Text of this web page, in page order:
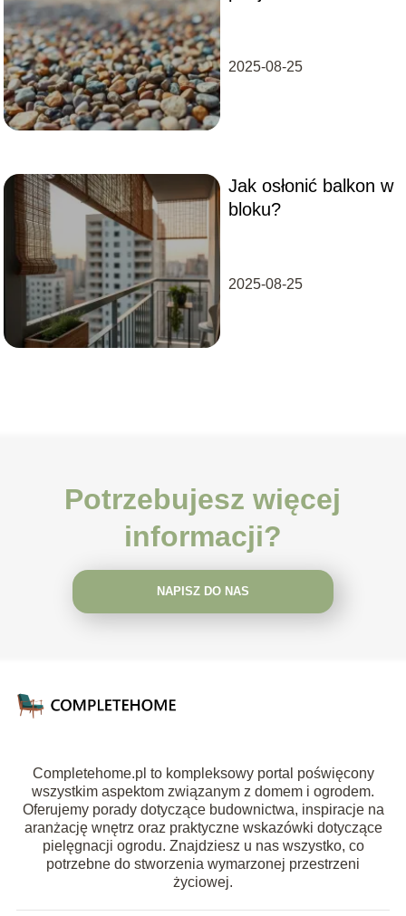
mieszkaniowych.
2025-08-25
Jak osłonić balkon w
bloku?
2025-08-25
Potrzebujesz więcej
informacji?
NAPISZ DO NAS
Completehome.pl to kompleksowy portal poświęcony
wszystkim aspektom związanym z domem i ogrodem.
Oferujemy porady dotyczące budownictwa, inspiracje na
aranżację wnętrz oraz praktyczne wskazówki dotyczące
pielęgnacji ogrodu. Znajdziesz u nas wszystko, co
potrzebne do stworzenia wymarzonej przestrzeni
życiowej.